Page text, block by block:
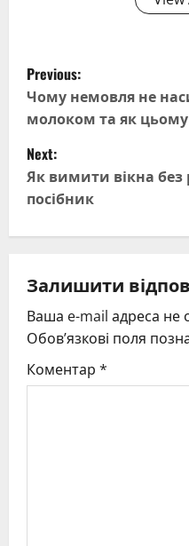
P
o
s
t
n
v
i
g
Previous:
Чому немовля не
молоком та як
Next:
Як вимити вікна без
посібник
Залишити
Ваша e-mail адреса
Обов’язкові поля
Коментар *